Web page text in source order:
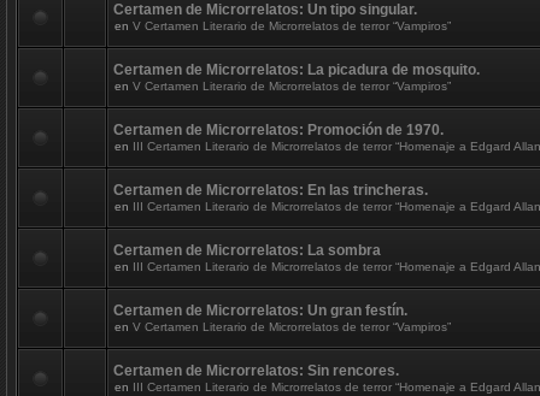
Certamen de Microrrelatos: Un tipo singular.
en V Certamen Literario de Microrrelatos de terror “Vampiros”
Certamen de Microrrelatos: La picadura de mosquito.
en V Certamen Literario de Microrrelatos de terror “Vampiros”
Certamen de Microrrelatos: Promoción de 1970.
en III Certamen Literario de Microrrelatos de terror “Homenaje a Edgard
Certamen de Microrrelatos: En las trincheras.
en III Certamen Literario de Microrrelatos de terror “Homenaje a Edgard
Certamen de Microrrelatos: La sombra
en III Certamen Literario de Microrrelatos de terror “Homenaje a Edgard
Certamen de Microrrelatos: Un gran festín.
en V Certamen Literario de Microrrelatos de terror “Vampiros”
Certamen de Microrrelatos: Sin rencores.
en III Certamen Literario de Microrrelatos de terror “Homenaje a Edgard